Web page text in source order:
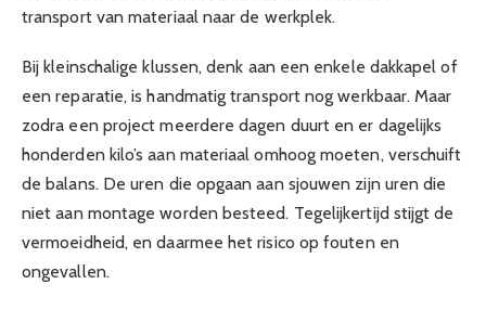
transport van materiaal naar de werkplek.
Bij kleinschalige klussen, denk aan een enkele dakkapel of
een reparatie, is handmatig transport nog werkbaar. Maar
zodra een project meerdere dagen duurt en er dagelijks
honderden kilo’s aan materiaal omhoog moeten, verschuift
de balans. De uren die opgaan aan sjouwen zijn uren die
niet aan montage worden besteed. Tegelijkertijd stijgt de
vermoeidheid, en daarmee het risico op fouten en
ongevallen.